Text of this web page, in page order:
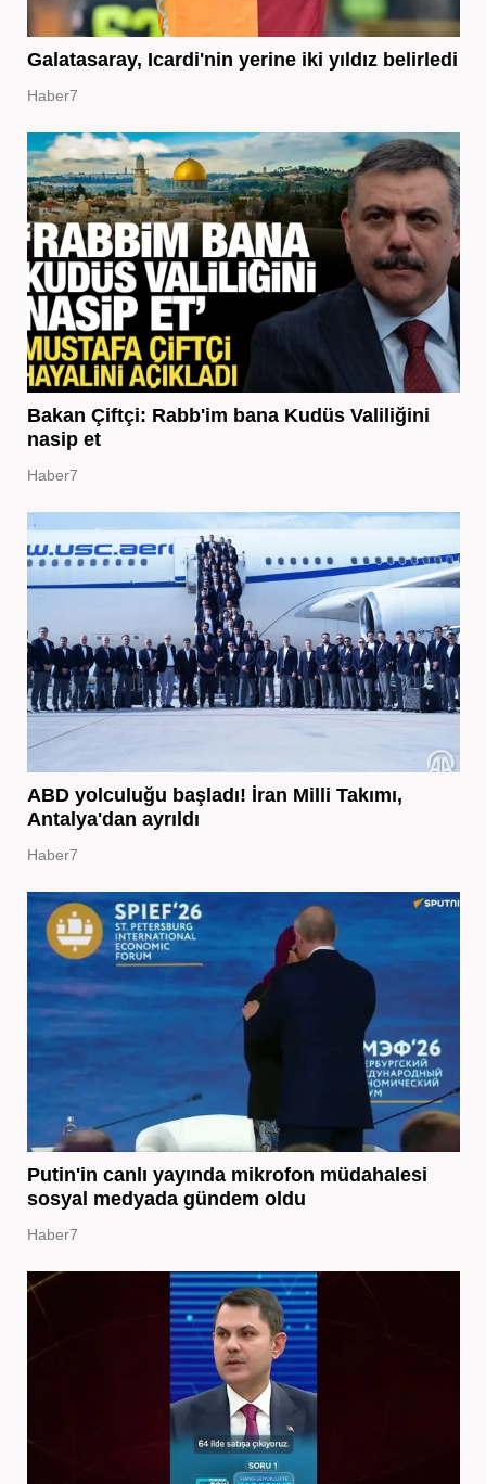
Galatasaray, Icardi'nin yerine iki yıldız belirledi
Haber7
Bakan Çiftçi: Rabb'im bana Kudüs Valiliğini
nasip et
Haber7
ABD yolculuğu başladı! İran Milli Takımı,
Antalya'dan ayrıldı
Haber7
Putin'in canlı yayında mikrofon müdahalesi
sosyal medyada gündem oldu
Haber7